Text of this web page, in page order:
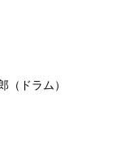
（ドラム）